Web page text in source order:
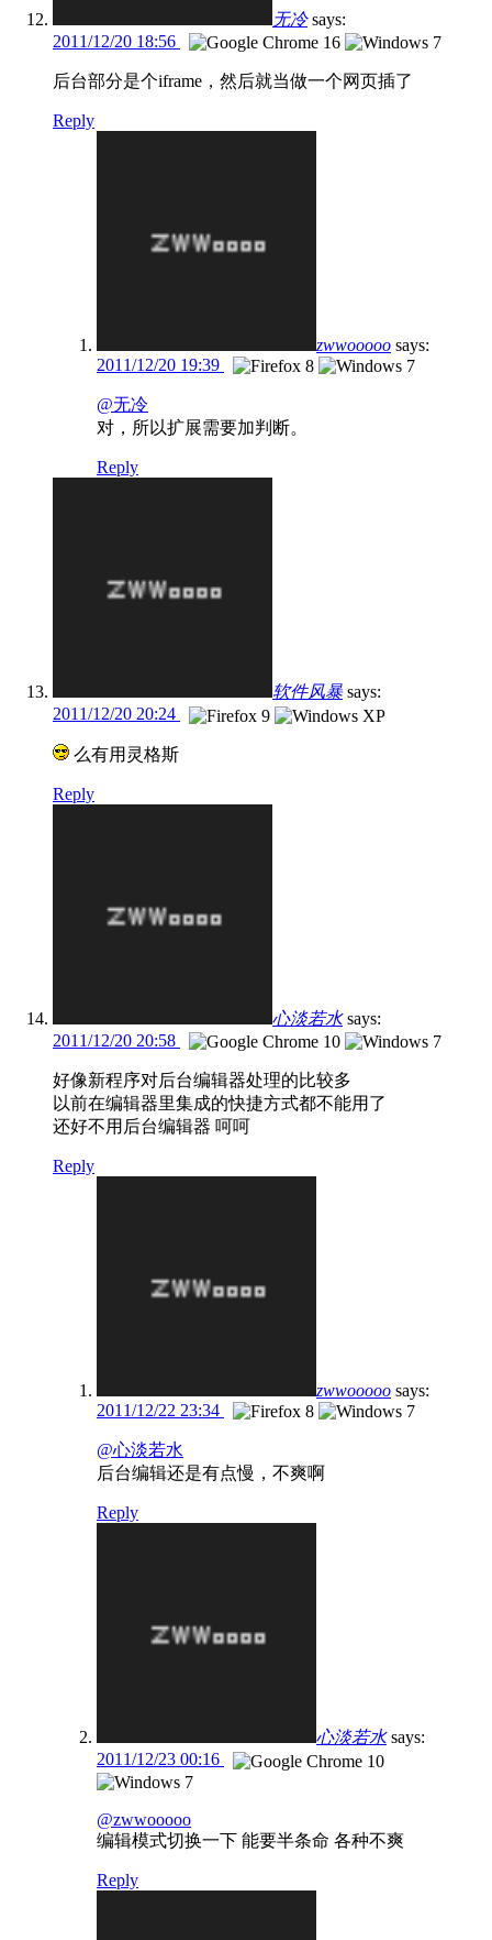
无冷 says:
2011/12/20 18:56
后台部分是个iframe，然后就当做一个网页插了
Reply
zwwooooo says:
2011/12/20 19:39
@无冷
对，所以扩展需要加判断。
Reply
软件风暴 says:
2011/12/20 20:24
么有用灵格斯
Reply
心淡若水 says:
2011/12/20 20:58
好像新程序对后台编辑器处理的比较多
以前在编辑器里集成的快捷方式都不能用了
还好不用后台编辑器 呵呵
Reply
zwwooooo says:
2011/12/22 23:34
@心淡若水
后台编辑还是有点慢，不爽啊
Reply
心淡若水 says:
2011/12/23 00:16
@zwwooooo
编辑模式切换一下 能要半条命 各种不爽
Reply